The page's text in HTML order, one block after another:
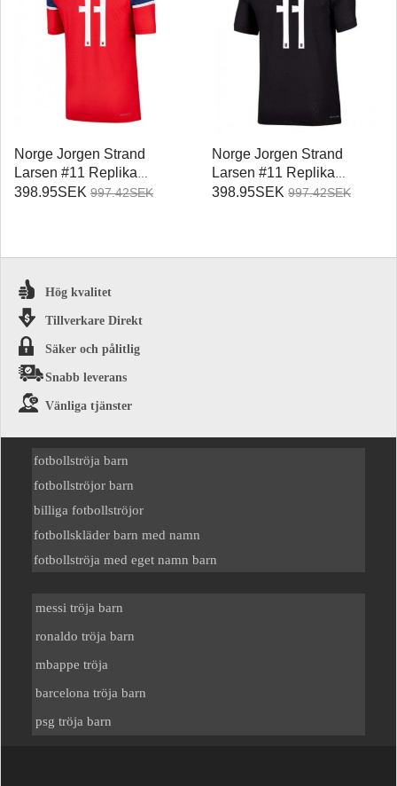
Norge Jorgen Strand
Larsen #11 Replika
Hemmatröja VM 2026
398.95SEK 997.42SEK
Norge Jorgen Strand
Larsen #11 Replika
Bortatröja VM 2026
398.95SEK 997.42SEK
Hög kvalitet
Tillverkare Direkt
Säker och pålitlig
Snabb leverans
Vänliga tjänster
fotbollströja barn
fotbollströjor barn
billiga fotbollströjor
fotbollskläder barn med namn
fotbollströja med eget namn barn
messi tröja barn
ronaldo tröja barn
mbappe tröja
barcelona tröja barn
psg tröja barn